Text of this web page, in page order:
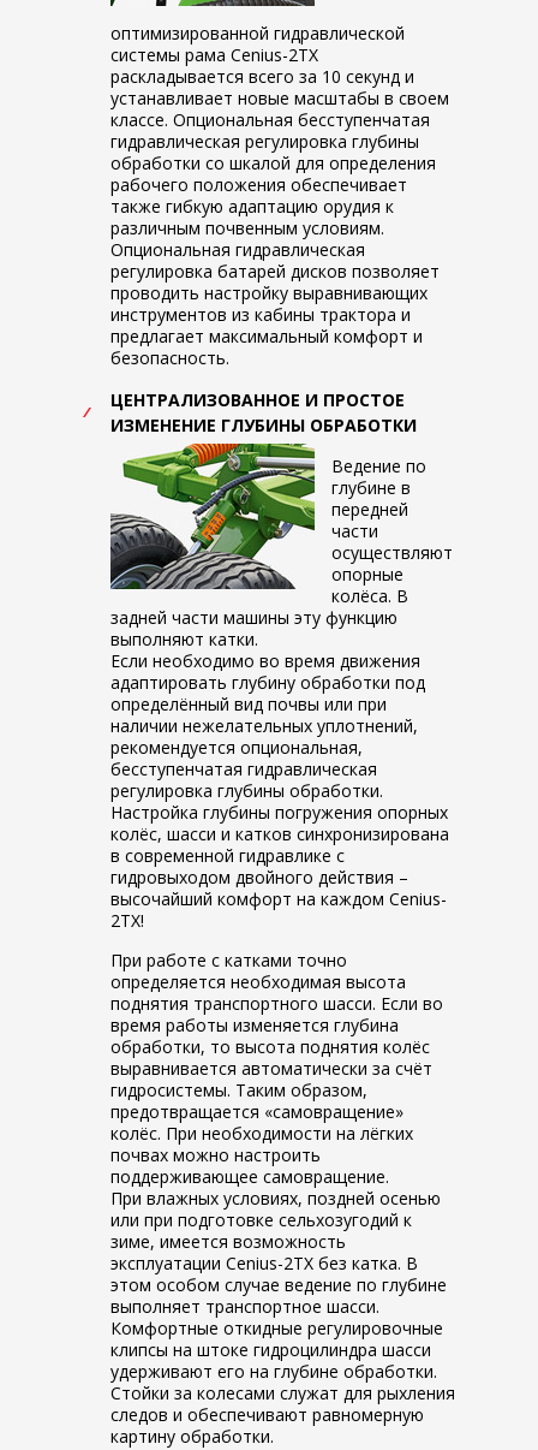
оптимизированной гидравлической
системы рама Cenius-2TX
раскладывается всего за 10 секунд и
устанавливает новые масштабы в своем
классе. Опциональная бесступенчатая
гидравлическая регулировка глубины
обработки со шкалой для определения
рабочего положения обеспечивает
также гибкую адаптацию орудия к
различным почвенным условиям.
Опциональная гидравлическая
регулировка батарей дисков позволяет
проводить настройку выравнивающих
инструментов из кабины трактора и
предлагает максимальный комфорт и
безопасность.
ЦЕНТРАЛИЗОВАННОЕ И ПРОСТОЕ
ИЗМЕНЕНИЕ ГЛУБИНЫ ОБРАБОТКИ
Ведение по
глубине в
передней
части
осуществляют
опорные
колёса. В
задней части машины эту функцию
выполняют катки.
Если необходимо во время движения
адаптировать глубину обработки под
определённый вид почвы или при
наличии нежелательных уплотнений,
рекомендуется опциональная,
бесступенчатая гидравлическая
регулировка глубины обработки.
Настройка глубины погружения опорных
колёс, шасси и катков синхронизирована
в современной гидравлике с
гидровыходом двойного действия –
высочайший комфорт на каждом Cenius-
2TX!
При работе с катками точно
определяется необходимая высота
поднятия транспортного шасси. Если во
время работы изменяется глубина
обработки, то высота поднятия колёс
выравнивается автоматически за счёт
гидросистемы. Таким образом,
предотвращается «самовращение»
колёс. При необходимости на лёгких
почвах можно настроить
поддерживающее самовращение.
При влажных условиях, поздней осенью
или при подготовке сельхозугодий к
зиме, имеется возможность
эксплуатации Cenius-2TX без катка. В
этом особом случае ведение по глубине
выполняет транспортное шасси.
Комфортные откидные регулировочные
клипсы на штоке гидроцилиндра шасси
удерживают его на глубине обработки.
Стойки за колесами служат для рыхления
следов и обеспечивают равномерную
картину обработки.